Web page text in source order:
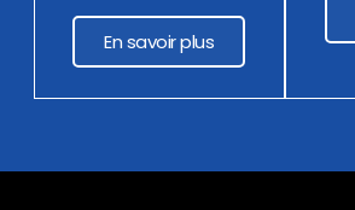
En savoir plus